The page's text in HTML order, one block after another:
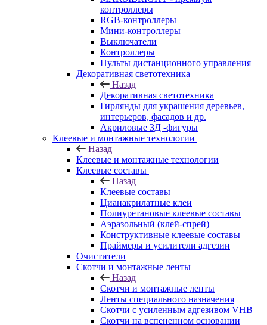
контроллеры
RGB-контроллеры
Мини-контроллеры
Выключатели
Контроллеры
Пульты дистанционного управления
Декоративная светотехника
Назад
Декоративная светотехника
Гирлянды для украшения деревьев,
интерьеров, фасадов и др.
Акриловые 3Д -фигуры
Клеевые и монтажные технологии
Назад
Клеевые и монтажные технологии
Клеевые составы
Назад
Клеевые составы
Цианакрилатные клеи
Полиуретановые клеевые составы
Аэразольный (клей-спрей)
Конструктивные клеевые составы
Праймеры и усилители адгезии
Очистители
Скотчи и монтажные ленты
Назад
Скотчи и монтажные ленты
Ленты специального назначения
Скотчи с усиленным адгезивом VHB
Скотчи на вспененном основании